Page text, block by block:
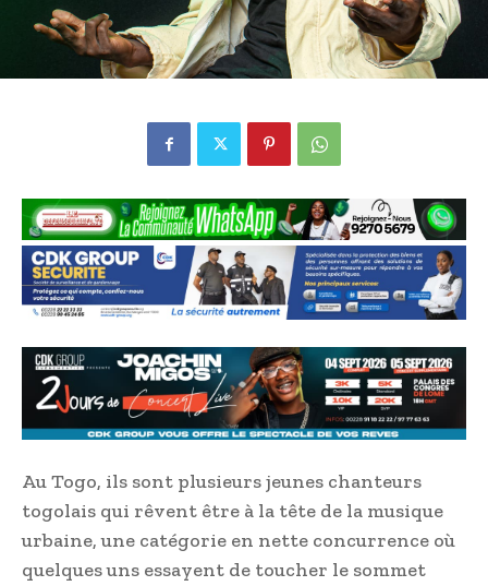
Au Togo, ils sont plusieurs jeunes chanteurs
togolais qui rêvent être à la tête de la musique
urbaine, une catégorie en nette concurrence où
quelques uns essayent de toucher le sommet